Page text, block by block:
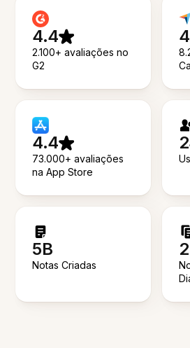
4.4
2.100+ avaliações no
G2
4.4
73.000+ avaliações
na App Store
5B
Notas Criadas